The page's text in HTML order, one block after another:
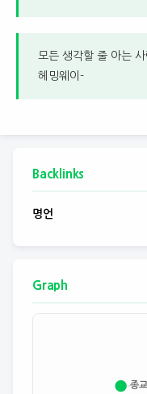
모든 생각할 줄 아는
헤밍웨이-
Backlinks
명언
Graph
종